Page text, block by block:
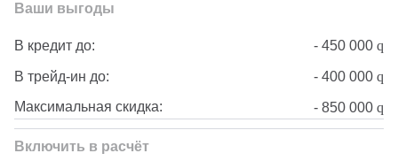
Ваши выгоды
В кредит до: - 450 000 q
В трейд-ин до: - 400 000 q
Максимальная скидка: - 850 000 q
Включить в расчёт